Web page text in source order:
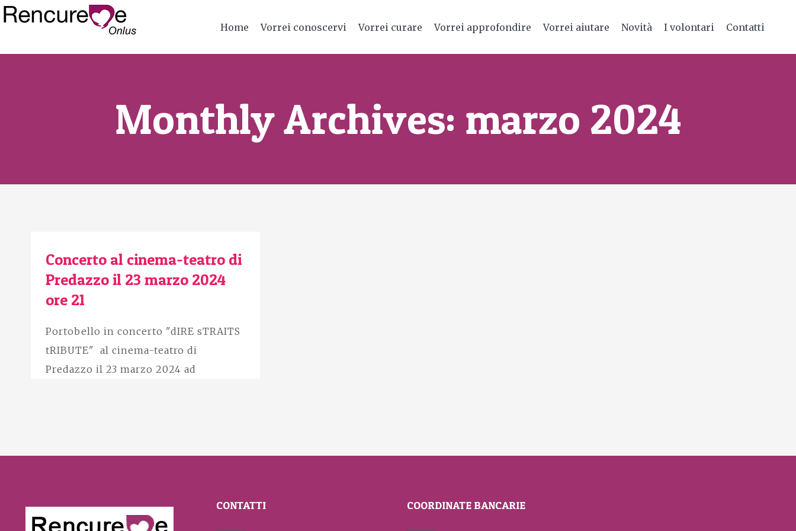
Home Vorrei conoscervi Vorrei curare Vorrei approfondire Vorrei aiutare Novità I volontari Contatti
Monthly Archives: marzo 2024
Concerto al cinema-teatro di
Predazzo il 23 marzo 2024
ore 21
Portobello in concerto "dIRE sTRAITS
tRIBUTE" al cinema-teatro di
Predazzo il 23 marzo 2024 ad
CONTATTI COORDINATE BANCARIE